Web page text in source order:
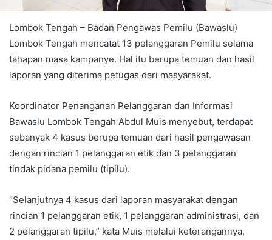
Lombok Tengah – Badan Pengawas Pemilu (Bawaslu)
Lombok Tengah mencatat 13 pelanggaran Pemilu selama
tahapan masa kampanye. Hal itu berupa temuan dan hasil
laporan yang diterima petugas dari masyarakat.
Koordinator Penanganan Pelanggaran dan Informasi
Bawaslu Lombok Tengah Abdul Muis menyebut, terdapat
sebanyak 4 kasus berupa temuan dari hasil pengawasan
dengan rincian 1 pelanggaran etik dan 3 pelanggaran
tindak pidana pemilu (tipilu).
“Selanjutnya 4 kasus dari laporan masyarakat dengan
rincian 1 pelanggaran etik, 1 pelanggaran administrasi, dan
2 pelanggaran tipilu,” kata Muis melalui keterangannya,